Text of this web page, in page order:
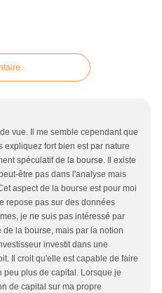
vue. Il me semble cependant que
expliquez fort bien est par nature
spéculatif de la bourse. Il existe
être pas dans l'analyse mais
aspect de la bourse est pour moi
repose pas sur des données
je ne suis pas intéressé par
la bourse, mais par la notion
investit dans une
Il croit qu'elle est capable de faire
peu plus de capital. Lorsque je
de capital sur ma propre